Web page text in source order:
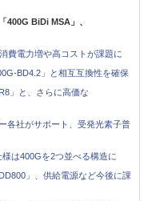
400G BiDi MSA」、
費電力増や高コストが課題に
BD4.2」と相互互換性を確保
」と、さらに高価な
各社がサポート、受発光素子普
は400Gを2つ並べる構造に
」、供給電源など今後に課